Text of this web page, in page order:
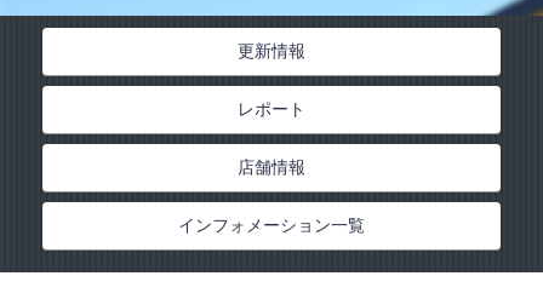
薬剤師の育成
インフォメーション
更新情報
レポート
店舗情報
インフォメーション一覧